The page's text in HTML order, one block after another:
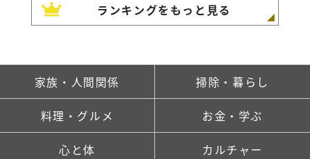
ランキングをもっと見る
家族・人間関係 掃除・暮らし
料理・グルメ お金・学ぶ
心と体 カルチャー